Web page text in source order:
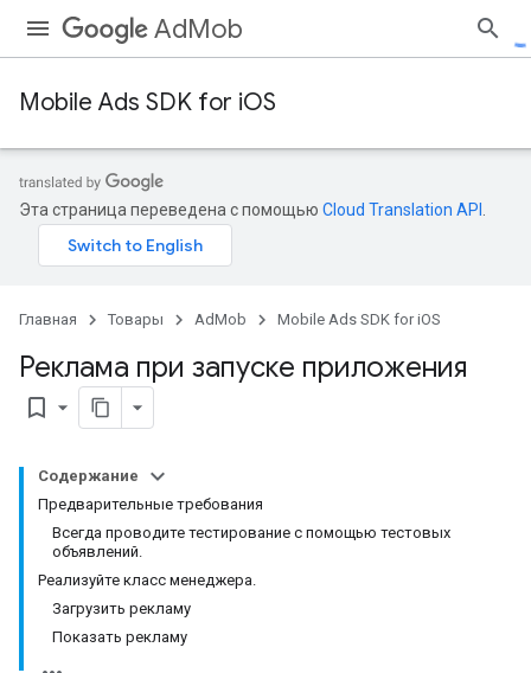
AdMob
Mobile Ads SDK for iOS
Эта страница переведена с помощью Cloud Translation API
Главная Товары AdMob Mobile Ads SDK for iOS
Реклама при запуске приложения
bookmark_border
Содержание
Предварительные требования
Всегда проводите тестирование с помощью тестовых
объявлений.
Реализуйте класс менеджера.
Загрузить рекламу
Показать рекламу